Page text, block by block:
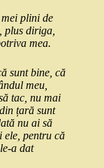
plini de
plus diriga,
mea.
sunt bine, că
meu,
tac, nu mai
țară sunt
nu ai să
ele, pentru că
a dat